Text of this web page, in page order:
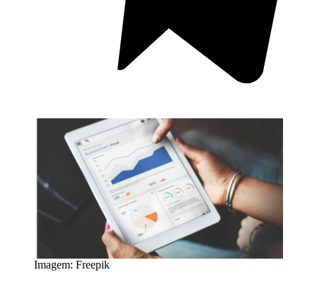
Imagem: Freepik